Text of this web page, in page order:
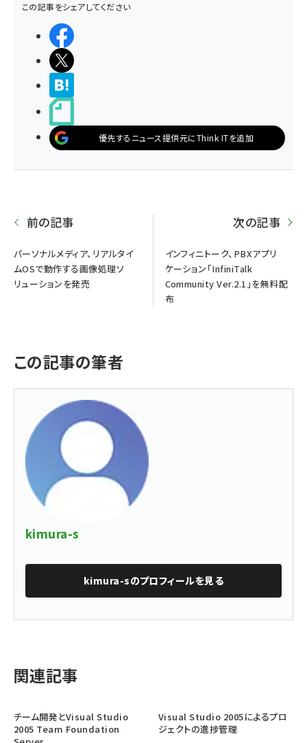
この記事をシェアしてください
優先するニュース提供元にThink ITを追加
前の記事
パーソナルメディア、リアルタイ
ムOSで動作する画像処理ソ
リューションを発売
次の記事
インフィニトーク、PBXアプリ
ケーション「InfiniTalk
Community Ver.2.1」を無料配
布
この記事の筆者
kimura-s
kimura-sのプロフィールを見る
関連記事
チーム開発とVisual Studio
2005 Team Foundation
Visual Studio 2005によるプロ
ジェクトの進捗管理